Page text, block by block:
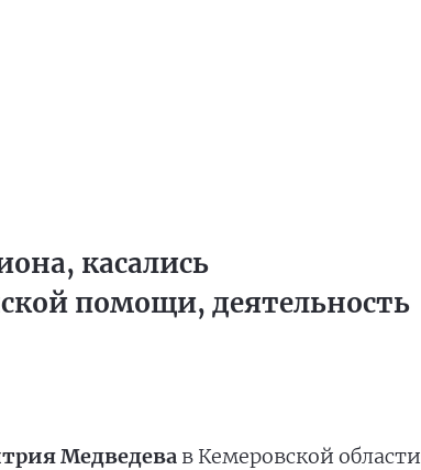
касались
помощи, деятельность
Медведевав Кемеровской области